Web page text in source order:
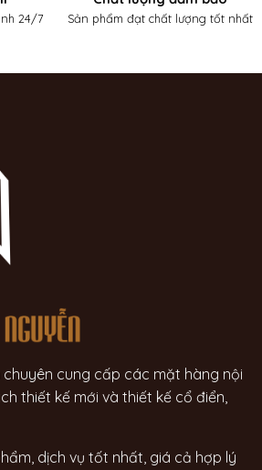
24/7 Sản phẩm đạt chất lượng tốt nhất
chuyên cung cấp các mặt hàng nội
thiết kế mới và thiết kế cổ điển,
dịch vụ tốt nhất, giá cả hợp lý